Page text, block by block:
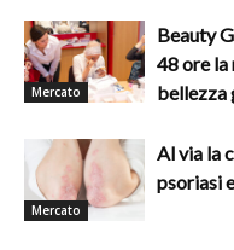
Mercato
Beauty
48 ore
bellezza
Mercato
Al via la
psoriasi